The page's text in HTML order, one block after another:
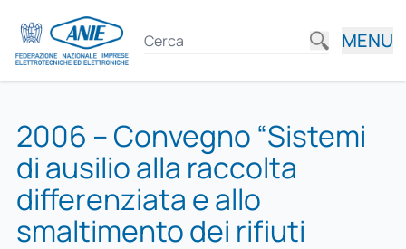
MENU
2006 – Convegno “Sistemi
di ausilio alla raccolta
differenziata e allo
smaltimento dei rifiuti